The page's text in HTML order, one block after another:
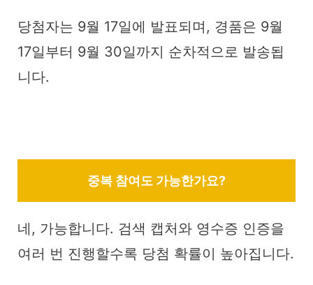
당첨자는 9월 17일에 발표되며, 경품은 9월
17일부터 9월 30일까지 순차적으로 발송됩
니다.
중복 참여도 가능한가요?
네, 가능합니다. 검색 캡처와 영수증 인증을
여러 번 진행할수록 당첨 확률이 높아집니다.